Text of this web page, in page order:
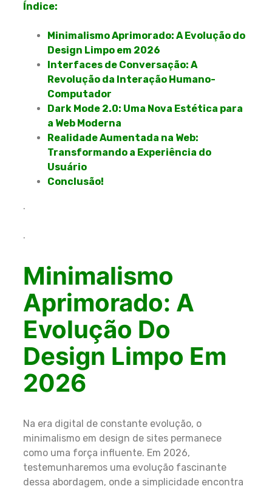
Índice:
Minimalismo Aprimorado: A Evolução do
Design Limpo em 2026
Interfaces de Conversação: A
Revolução da Interação Humano-
Computador
Dark Mode 2.0: Uma Nova Estética para
a Web Moderna
Realidade Aumentada na Web:
Transformando a Experiência do
Usuário
Conclusão!
.
.
Minimalismo
Aprimorado: A
Evolução Do
Design Limpo Em
2026
Na era digital de constante evolução, o
minimalismo em design de sites permanece
como uma força influente. Em 2026,
testemunharemos uma evolução fascinante
dessa abordagem, onde a simplicidade encontra